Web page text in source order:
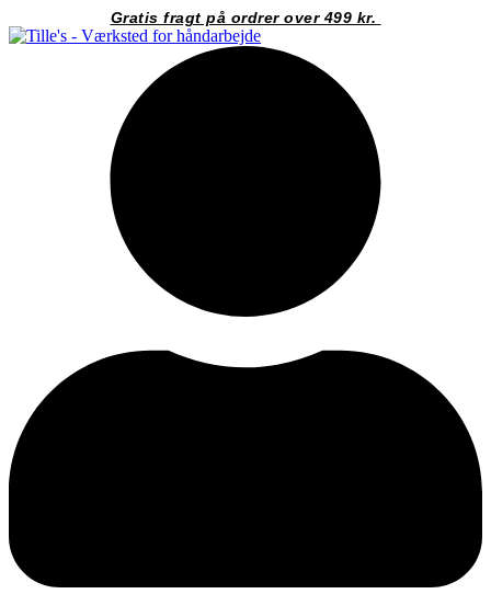
til
Gratis fragt på ordrer over 499 kr.